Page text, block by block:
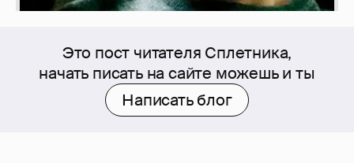
Это пост читателя Сплетника,
начать писать на сайте можешь и ты
Написать блог